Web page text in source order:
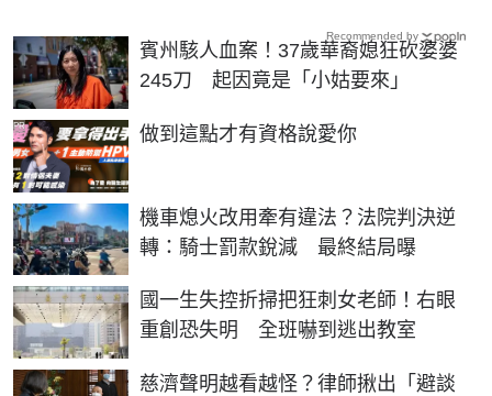
賓州駭人血案！37歲華裔媳狂砍婆婆
245刀 起因竟是「小姑要來」
做到這點才有資格說愛你
PR
機車熄火改用牽有違法？法院判決逆
轉：騎士罰款銳減 最終結局曝
國一生失控折掃把狂刺女老師！右眼
重創恐失明 全班嚇到逃出教室
慈濟聲明越看越怪？律師揪出「避談
Recommended by